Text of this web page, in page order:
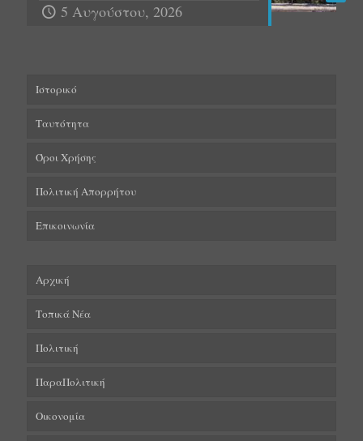
5 Αυγούστου, 2026
Ιστορικό
Ταυτότητα
Όροι Χρήσης
Πολιτική Απορρήτου
Επικοινωνία
Αρχική
Τοπικά Νέα
Πολιτική
ΠαραΠολιτική
Οικονομία